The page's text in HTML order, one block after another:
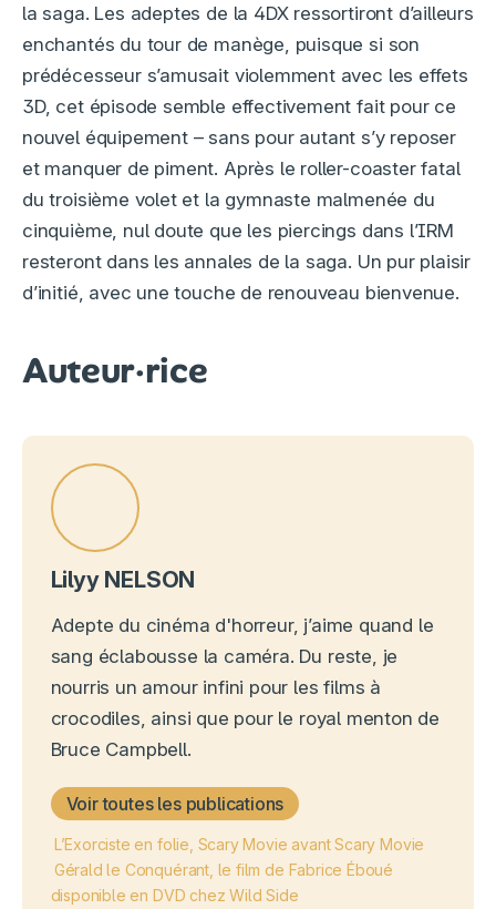
la saga. Les adeptes de la 4DX ressortiront d’ailleurs
enchantés du tour de manège, puisque si son
prédécesseur s’amusait violemment avec les effets
3D, cet épisode semble effectivement fait pour ce
nouvel équipement – sans pour autant s’y reposer
et manquer de piment. Après le roller-coaster fatal
du troisième volet et la gymnaste malmenée du
cinquième, nul doute que les piercings dans l’IRM
resteront dans les annales de la saga. Un pur plaisir
d’initié, avec une touche de renouveau bienvenue.
Auteur·rice
Lilyy NELSON
Adepte du cinéma d'horreur, j’aime quand le
sang éclabousse la caméra. Du reste, je
nourris un amour infini pour les films à
crocodiles, ainsi que pour le royal menton de
Bruce Campbell.
Voir toutes les publications
L’Exorciste en folie, Scary Movie avant Scary Movie
Gérald le Conquérant, le film de Fabrice Éboué
disponible en DVD chez Wild Side